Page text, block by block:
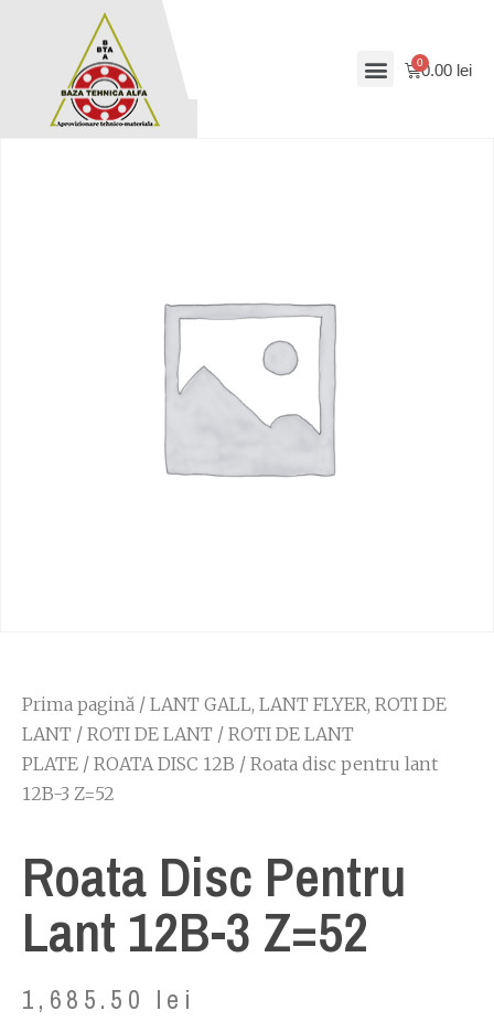
0.00 lei
Prima pagină / LANT GALL, LANT FLYER, ROTI DE
LANT / ROTI DE LANT / ROTI DE LANT
PLATE / ROATA DISC 12B / Roata disc pentru lant
12B-3 Z=52
Roata Disc Pentru
Lant 12B-3 Z=52
1,685.50 lei